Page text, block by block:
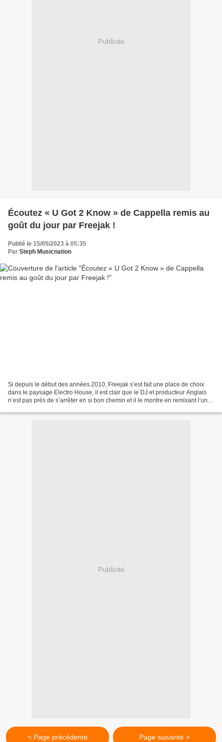
Publicité
Écoutez « U Got 2 Know » de Cappella remis au
goût du jour par Freejak !
Publié le 15/05/2023 à 05:35
Par Steph Musicnation
Si depuis le début des années 2010, Freejak s’est fait une place de choix
dans le paysage Electro House, il est clair que le DJ et producteur Anglais
n’est pas près de s’arrêter en si bon chemin et il le montre en remixant l’un
Publicité
< Page précédente Page suivante >